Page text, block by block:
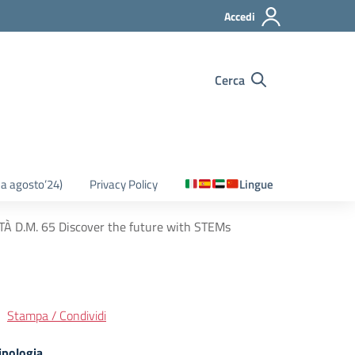
Accedi
Cerca
agosto’24) Privacy Policy Lingue
D.M. 65 Discover the future with STEMs
Stampa / Condividi